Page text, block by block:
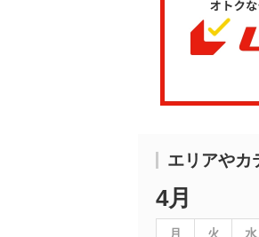
エリアやカ
4月
月 火 水